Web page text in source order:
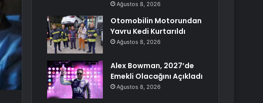
Ağustos 8, 2026
Otomobilin Motorundan
Yavru Kedi Kurtarıldı
Ağustos 8, 2026
Alex Bowman, 2027’de
Emekli Olacağını Açıkladı
Ağustos 8, 2026